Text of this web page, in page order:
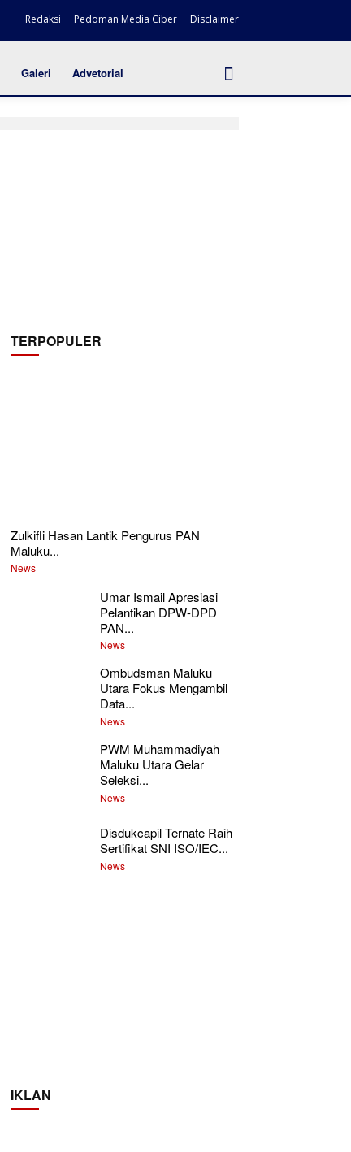
Redaksi Pedoman Media Ciber Disclaimer
Galeri Advetorial
TERPOPULER
Zulkifli Hasan Lantik Pengurus PAN
Maluku...
News
Umar Ismail Apresiasi
Pelantikan DPW-DPD
PAN...
News
Ombudsman Maluku
Utara Fokus Mengambil
Data...
News
PWM Muhammadiyah
Maluku Utara Gelar
Seleksi...
News
Disdukcapil Ternate Raih
Sertifikat SNI ISO/IEC...
News
IKLAN